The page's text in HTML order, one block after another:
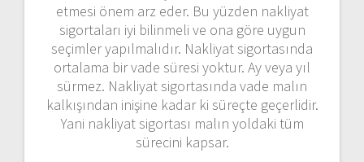
etmesi önem arz eder. Bu yüzden nakliyat
sigortaları iyi bilinmeli ve ona göre uygun
seçimler yapılmalıdır. Nakliyat sigortasında
ortalama bir vade süresi yoktur. Ay veya yıl
sürmez. Nakliyat sigortasında vade malın
kalkışından inişine kadar ki süreçte geçerlidir.
Yani nakliyat sigortası malın yoldaki tüm
sürecini kapsar.